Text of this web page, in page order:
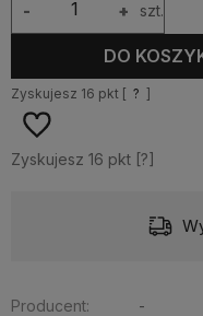
+
- szt.
DO
Zyskujesz 16 pkt [ ? ]
Zyskujesz 16 pkt [?]
od
Producent:
-